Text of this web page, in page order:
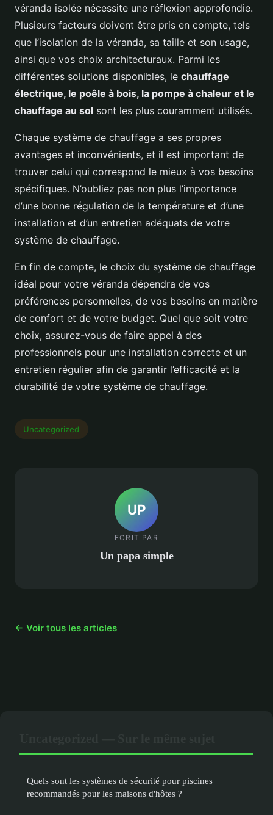
véranda isolée nécessite une réflexion approfondie.
Plusieurs facteurs doivent être pris en compte, tels
que l’isolation de la véranda, sa taille et son usage,
ainsi que vos choix architecturaux. Parmi les
différentes solutions disponibles, le chauffage
électrique, le poêle à bois, la pompe à chaleur et le
chauffage au sol sont les plus couramment utilisés.
Chaque système de chauffage a ses propres
avantages et inconvénients, et il est important de
trouver celui qui correspond le mieux à vos besoins
spécifiques. N’oubliez pas non plus l’importance
d’une bonne régulation de la température et d’une
installation et d’un entretien adéquats de votre
système de chauffage.
En fin de compte, le choix du système de chauffage
idéal pour votre véranda dépendra de vos
préférences personnelles, de vos besoins en matière
de confort et de votre budget. Quel que soit votre
choix, assurez-vous de faire appel à des
professionnels pour une installation correcte et un
entretien régulier afin de garantir l’efficacité et la
durabilité de votre système de chauffage.
Uncategorized
UP
ECRIT PAR
Un papa simple
← Voir tous les articles
Quels sont les systèmes de sécurité pour piscines
recommandés pour les maisons d'hôtes ?